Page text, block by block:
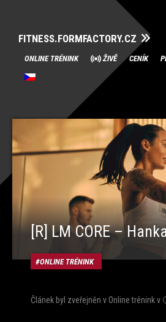
FITNESS.FORMFACTORY.CZ
Přeskočit
na
obsah
ONLINE TRÉNINK ŽIVĚ CENÍK
[R] LM CORE –
ONLINE TRÉNINK
Článek byl zveřejněn vOnline tréninkv